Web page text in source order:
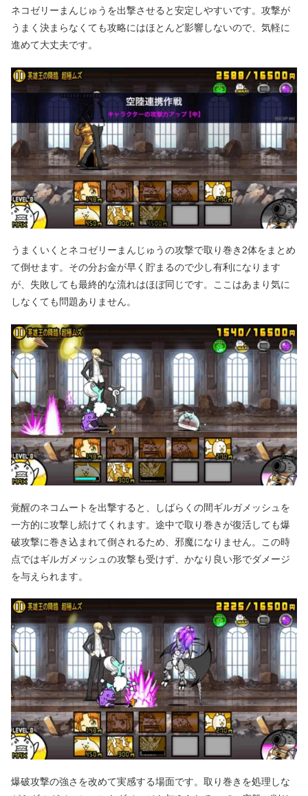
ネコゼリーまんじゅうを出撃させると安定しやすいです。攻撃が
うまく決まらなくても攻略にはほとんど影響しないので、気軽に
進めて大丈夫です。
うまくいくとネコゼリーまんじゅうの攻撃で取り巻き2体をまとめ
て倒せます。その分お金が早く貯まるので少し有利になります
が、失敗しても最終的な流れはほぼ同じです。ここはあまり気に
しなくても問題ありません。
覚醒のネコムートを出撃すると、しばらくの間ギルガメッシュを
一方的に攻撃し続けてくれます。途中で取り巻きが復活しても爆
破攻撃に巻き込まれて倒されるため、邪魔になりません。この時
点ではギルガメッシュの攻撃も受けず、かなり良い形でダメージ
を与えられます。
爆破攻撃の強さを改めて実感する場面です。取り巻きを処理しな